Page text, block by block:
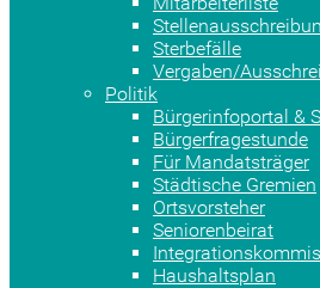
Sterbefälle
Vergaben/
Politik
Bürgerinfoportal &
Bürgerfragestunde
Für Mandatsträger
Städtische Gremien
Ortsvorsteher
Seniorenbeirat
Haushaltsplan